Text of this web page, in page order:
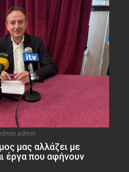
admin
μας αλλάζει με
έργα που αφήνουν